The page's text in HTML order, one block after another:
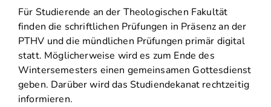
Für Studierende an der Theologischen Fakultät
finden die schriftlichen Prüfungen in Präsenz an der
PTHV und die mündlichen Prüfungen primär digital
statt. Möglicherweise wird es zum Ende des
Wintersemesters einen gemeinsamen Gottesdienst
geben. Darüber wird das Studiendekanat rechtzeitig
informieren.